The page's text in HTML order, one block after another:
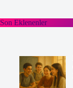
Son Eklenenler